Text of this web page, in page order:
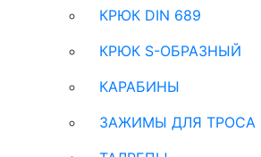
КРЮК DIN 689
КРЮК S-ОБРАЗНЫЙ
КАРАБИНЫ
ЗАЖИМЫ ДЛЯ ТРОСА